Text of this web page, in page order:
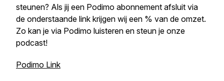
steunen? Als jij een Podimo abonnement afsluit via
de onderstaande link krijgen wij een % van de omzet.
Zo kan je via Podimo luisteren en steun je onze
podcast!
Podimo Link